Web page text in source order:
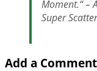
Moment.“ –
Super Scatter
Add a Comment